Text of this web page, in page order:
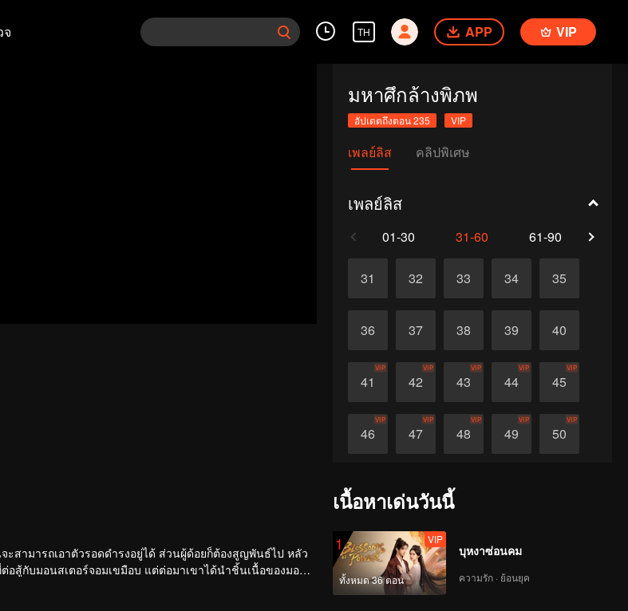
จ TH APP VIP
มหาศึกล้างพิภพ
อัปเดตถึงตอน 235 VIP
เพลย์ลิส คลิปพิเศษ
เพลย์ลิส
01-30 31-60 61-90
31 32 33 34 35
36 37 38 39 40
41
VIP
42
VIP
43
VIP
44
VIP
45
VIP
46
VIP
47
VIP
48
VIP
49
VIP
50
VIP
56 57
ะสามารถเอาตัวรอดดำรงอยู่ได้ ส่วนผู้ด้อยก็ต้องสูญพันธ์ไป หลัว
สู้กับมอนสเตอร์จอมเขมือบ แต่ต่อมาเขาได้นำชิ้นเนื้อของมอนส
งสู่จักรวาล เรื่องราวการต่อสู้ได้เริ่มขึ้นแล้ว รับชมได้ผ่านทาง
เนื้อหาเด่นวันนี้
1
ทั้งหมด 36 ตอน
VIP
บุหงาซ่อนคม
ความรัก · ย้อนยุค